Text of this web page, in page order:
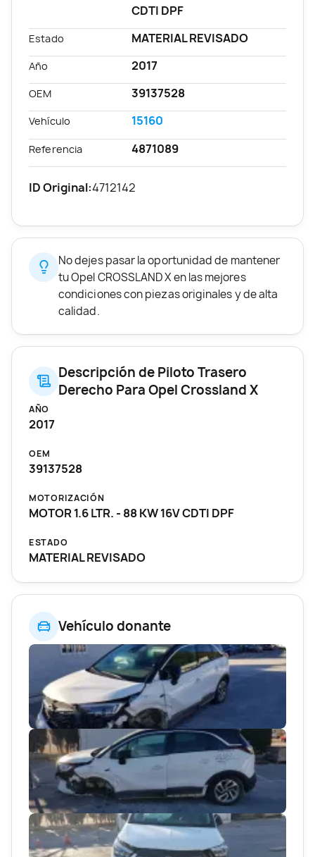
Vehículo donante
CDTI DPF
Estado MATERIAL REVISADO
Año 2017
OEM 39137528
Vehículo 15160
Referencia 4871089
ID Original:4712142
No dejes pasar la oportunidad de mantener
tu Opel CROSSLAND X en las mejores
condiciones con piezas originales y de alta
calidad.
Descripción de Piloto Trasero
Derecho Para Opel Crossland X
AÑO
2017
OEM
39137528
MOTORIZACIÓN
MOTOR 1.6 LTR. - 88 KW 16V CDTI DPF
ESTADO
MATERIAL REVISADO